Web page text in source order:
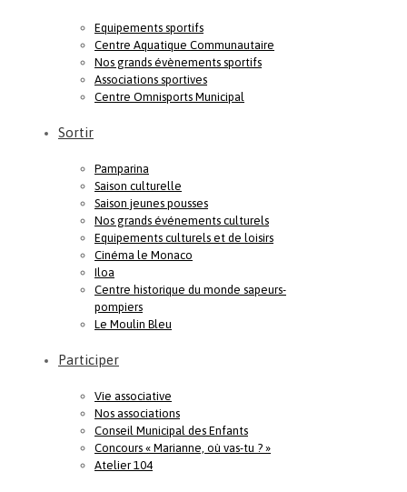
Equipements sportifs
Centre Aquatique Communautaire
Nos grands évènements sportifs
Associations sportives
Centre Omnisports Municipal
Sortir
Pamparina
Saison culturelle
Saison jeunes pousses
Nos grands événements culturels
Equipements culturels et de loisirs
Cinéma le Monaco
Iloa
Centre historique du monde sapeurs-
pompiers
Le Moulin Bleu
Participer
Vie associative
Nos associations
Conseil Municipal des Enfants
Concours « Marianne, où vas-tu ? »
Atelier 104